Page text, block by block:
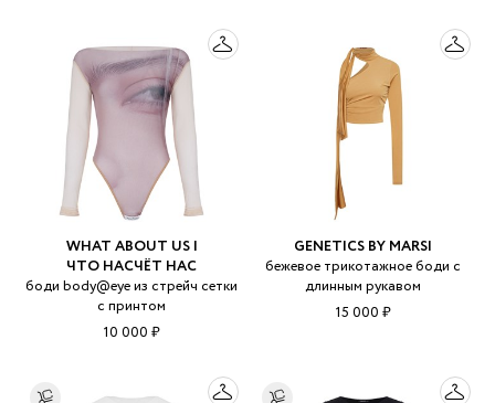
WHAT ABOUT US |
ЧТО НАСЧЁТ НАС
боди body@eye из стрейч сетки
с принтом
10 000 ₽
GENETICS BY MARSI
бежевое трикотажное боди с
длинным рукавом
15 000 ₽